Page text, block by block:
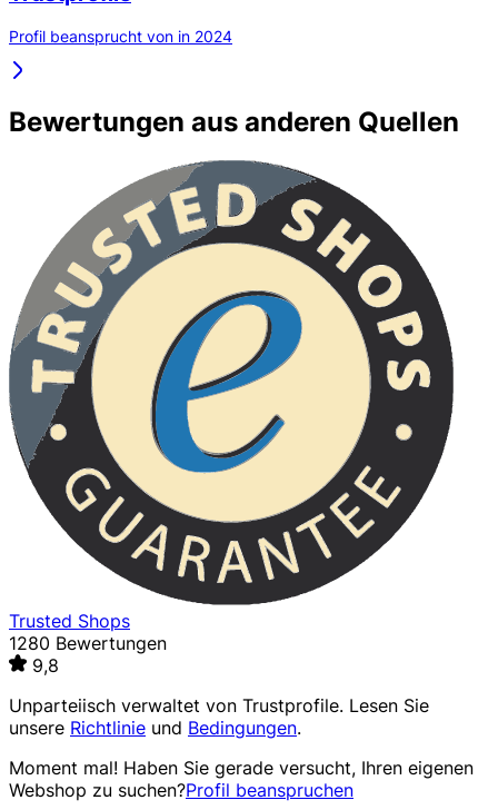
Profil beansprucht von in 2024
Bewertungen aus anderen Quellen
Trusted Shops
1280 Bewertungen
9,8
Unparteiisch verwaltet von Trustprofile. Lesen Sie
unsere Richtlinie und Bedingungen.
Moment mal! Haben Sie gerade versucht, Ihren eigenen
Webshop zu suchen?Profil beanspruchen